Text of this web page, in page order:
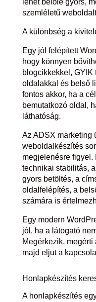
lehet belőle gyors,
szemléletű
A különbség a
Egy jól felépített
hogy könnyen
blogcikkekkel,
oldalakkal és belső
fontos akkor, ha a
bemutatkozó oldal,
láthatóság.
Az ADSX marketing
weboldalkészítés
megjelenésre figyel.
technikai stabilitás,
gyors betöltés, a
oldalfelépítés, a
számára is
Egy modern
jól, ha a látogató
Megérkezik,
majd eljut a
Honlapkészítés
A honlapkészítés